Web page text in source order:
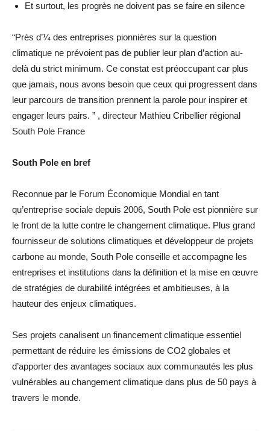
Et surtout, les progrès ne doivent pas se faire en silence
“Près d’¼ des entreprises pionnières sur la question
climatique ne prévoient pas de publier leur plan d’action au-
delà du strict minimum. Ce constat est préoccupant car plus
que jamais, nous avons besoin que ceux qui progressent dans
leur parcours de transition prennent la parole pour inspirer et
engager leurs pairs. ” , directeur Mathieu Cribellier régional
South Pole France
South Pole en bref
Reconnue par le Forum Économique Mondial en tant
qu’entreprise sociale depuis 2006, South Pole est pionnière sur
le front de la lutte contre le changement climatique. Plus grand
fournisseur de solutions climatiques et développeur de projets
carbone au monde, South Pole conseille et accompagne les
entreprises et institutions dans la définition et la mise en œuvre
de stratégies de durabilité intégrées et ambitieuses, à la
hauteur des enjeux climatiques.
Ses projets canalisent un financement climatique essentiel
permettant de réduire les émissions de CO2 globales et
d’apporter des avantages sociaux aux communautés les plus
vulnérables au changement climatique dans plus de 50 pays à
travers le monde.